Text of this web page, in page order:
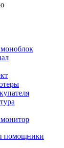
помощники